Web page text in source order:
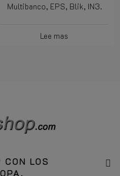
Multibanco, EPS, Blik, IN3.
Lee mas
LOS